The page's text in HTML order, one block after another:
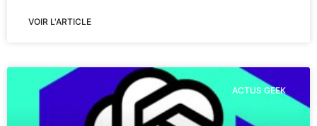
VOIR L'ARTICLE
ACTUS GEEK